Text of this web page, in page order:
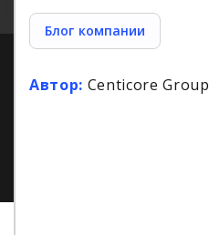
Блог компании
Автор: Centicore Group